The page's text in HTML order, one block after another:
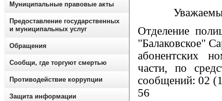
Отделение
"Балаковское"
абонентских
части, по
сообщений: 02
56
Муниципальные правовые акты
Предоставление государственных
и муниципальных услуг
Обращения
Сообщи, где торгуют смертью
Противодействие коррупции
Защита информации